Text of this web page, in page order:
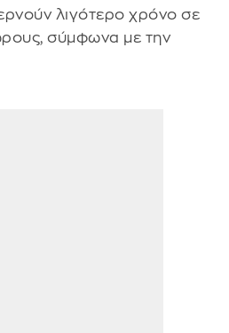
λιγότερο χρόνο σε
σύμφωνα με την